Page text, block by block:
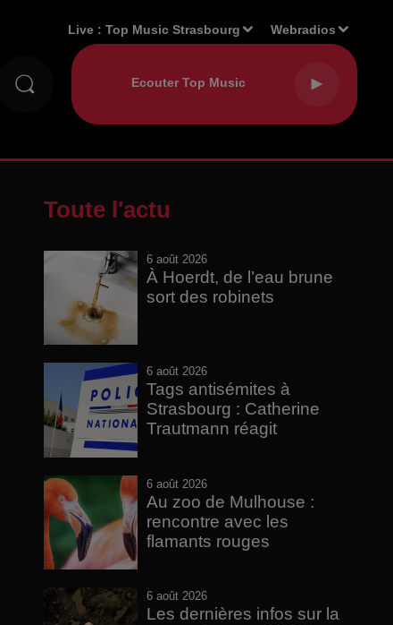
Live :Top Music Strasbourg Webradios
Toute l'actu
6 août 2026
À Hoerdt, de l’eau brune
sort des robinets
6 août 2026
Tags antisémites à
Strasbourg : Catherine
Trautmann réagit
6 août 2026
Au zoo de Mulhouse :
rencontre avec les
flamants rouges
6 août 2026
Les dernières infos sur la